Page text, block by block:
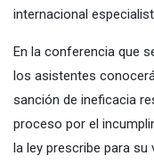
internacional
En la conferencia que
los asistentes
sanción de ineficacia
proceso por el
la ley prescribe para su